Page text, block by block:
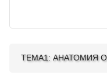
ТЕМА1: АНАТОМИЯ